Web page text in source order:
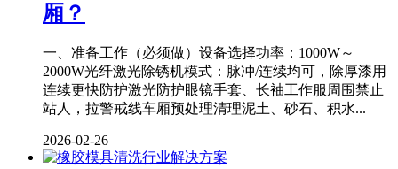
厢？
一、准备工作（必须做）设备选择功率：1000W～
2000W光纤激光除锈机模式：脉冲/连续均可，除厚漆用
连续更快防护激光防护眼镜手套、长袖工作服周围禁止
站人，拉警戒线车厢预处理清理泥土、砂石、积水...
2026-02-26